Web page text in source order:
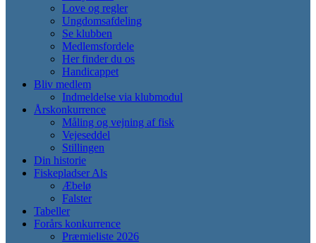
Love og regler
Ungdomsafdeling
Se klubben
Medlemsfordele
Her finder du os
Handicappet
Bliv medlem
Indmeldelse via klubmodul
Årskonkurrence
Måling og vejning af fisk
Vejeseddel
Stillingen
Din historie
Fiskepladser Als
Æbelø
Falster
Tabeller
Forårs konkurrence
Præmieliste 2026